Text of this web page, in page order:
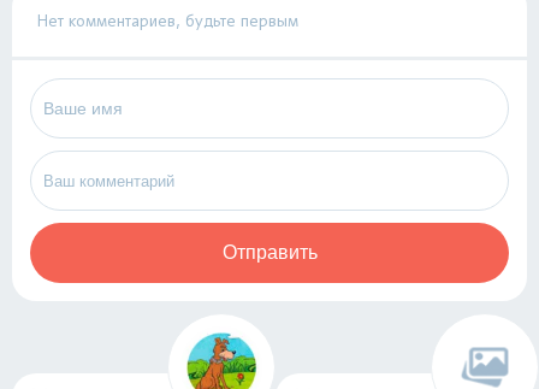
Нет комментариев, будьте первым
Отправить